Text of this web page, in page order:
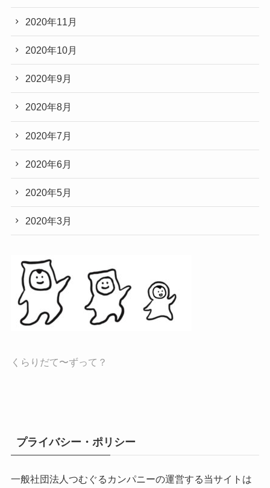
2020年11月
2020年10月
2020年9月
2020年8月
2020年7月
2020年6月
2020年5月
2020年3月
くらりだて〜ずって？
プライバシー・ポリシー
一般社団法人つむぐるカンパニーの運営する当サイトは